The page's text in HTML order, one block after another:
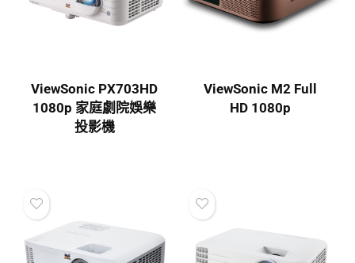
ViewSonic PX703HD
1080p 家庭劇院娛樂
投影機
ViewSonic M2 Full
HD 1080p